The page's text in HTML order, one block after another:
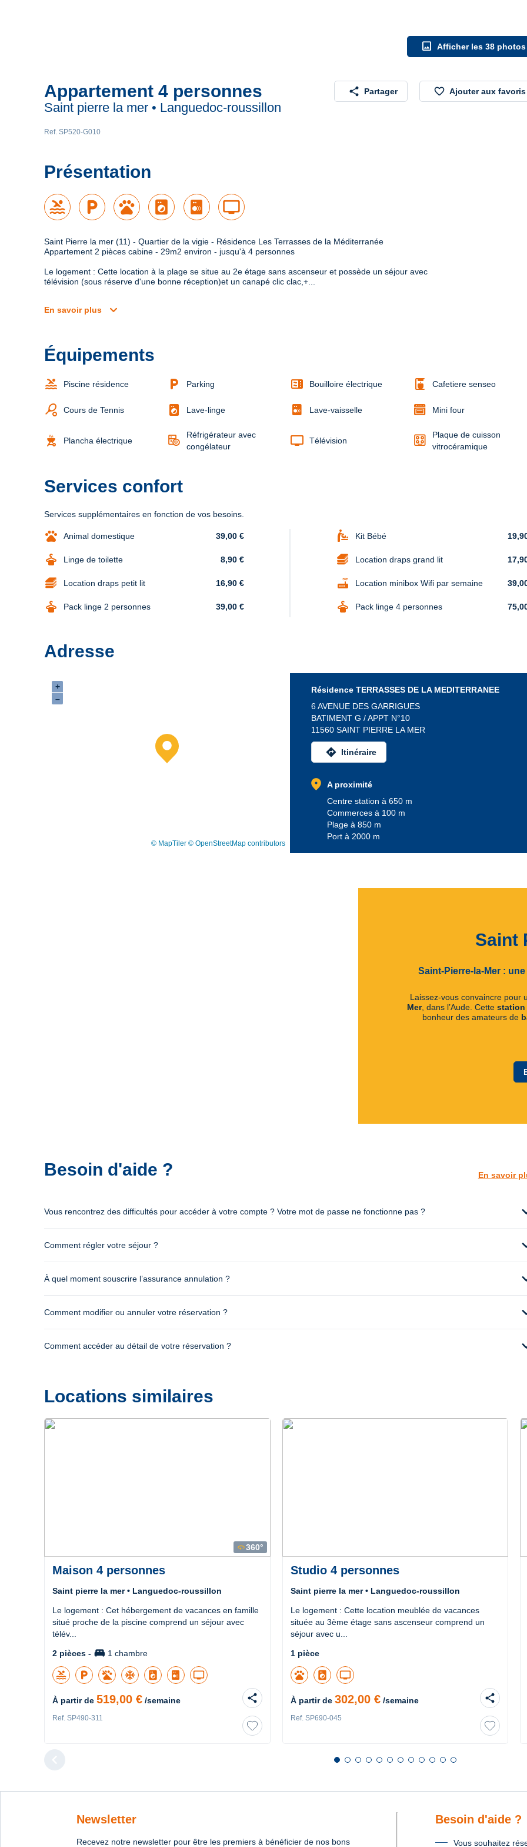
image Afficher les 38 photos
Appartement 4 personnes
Saint pierre la mer • Languedoc-roussillon
Ref. SP520-G010
share Partager favorite_border Ajouter aux favoris
Présentation
pool local_parking pets local_laundry_service tv
Saint Pierre la mer (11) - Quartier de la vigie - Résidence Les Terrasses de la Méditerranée
Appartement 2 pièces cabine - 29m2 environ - jusqu'à 4 personnes
Le logement : Cette location à la plage se situe au 2e étage sans ascenseur et possède un séjour avec
télévision (sous réserve d'une bonne réception)et un canapé clic clac,+...
En savoir plus expand_more
Équipements
pool Piscine résidence local_parking Parking microwave Bouilloire électrique coffee_maker Cafetiere senseo
sports_tennis Cours de Tennis local_laundry_service Lave-linge Lave-vaisselle Mini four
outdoor_grill Plancha électrique
Réfrigérateur avec
congélateur
tv Télévision
Plaque de cuisson
vitrocéramique
Services confort
Services supplémentaires en fonction de vos besoins.
pets Animal domestique 39,00 € baby_changing_station Kit Bébé
dry_cleaning Linge de toilette 8,90 € Location draps grand lit
Location draps petit lit 16,90 € router Location minibox Wifi par semaine
dry_cleaning Pack linge 2 personnes 39,00 € dry_cleaning Pack linge 4 personnes
Adresse
+
–
© MapTiler © OpenStreetMap contributors
Résidence TERRASSES DE LA MEDITERRANEE
6 AVENUE DES GARRIGUES
BATIMENT G / APPT N°10
11560 SAINT PIERRE LA MER
directions Itinéraire
location_on
A proximité
Centre station à 650 m
Commerces à 100 m
Plage à 850 m
Port à 2000 m
Saint
Saint-Pierre-la-Mer :
Laissez-vous convaincre pour
Mer, dans l’Aude. Cette station
bonheur des amateurs de
Besoin d'aide ? En savoir
Vous rencontrez des difficultés pour accéder à votre compte ? Votre mot de passe ne fonctionne pas ?
Comment régler votre séjour ?
À quel moment souscrire l’assurance annulation ?
Comment modifier ou annuler votre réservation ?
Comment accéder au détail de votre réservation ?
Locations similaires
Diapositive précédente
Précédent
360360°
Maison 4 personnes
Saint pierre la mer • Languedoc-roussillon
Le logement : Cet hébergement de vacances en famille
situé proche de la piscine comprend un séjour avec
télév...
2 pièces - king_bed 1 chambre
pool local_parking ac_unit local_laundry_service tv
À partir de 519,00 € /semaine
Ref. SP490-311
share
Studio 4 personnes
Saint pierre la mer • Languedoc-roussillon
Le logement : Cette location meublée de vacances
située au 3ème étage sans ascenseur comprend un
séjour avec u...
1 pièce
pets local_laundry_service tv
À partir de 302,00 €/semaine
Ref. SP690-045
share
Suivant
Diapositive 1 sur 12
Diapositive 2 sur 12
Diapositive 3 sur 12
Diapositive 4 sur 12
Diapositive 5 sur 12
Diapositive 6 sur 12
Diapositive 7 sur 12
Diapositive 8 sur 12
Diapositive 9 sur 12
Diapositive 10 sur 12
Diapositive 11 sur 12
Diapositive 12 sur 12
Newsletter
Recevez notre newsletter pour être les premiers à bénéficier de nos bons
Besoin d'aide ?
Vous souhaitez